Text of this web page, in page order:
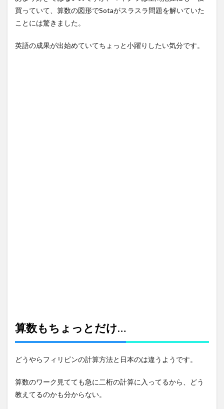
買っていて、算数の図形でSotaがスラスラ問題を解いていた
ことには驚きました。
英語の成果が出始めていてちょっと小躍りしたい気分です。
算数もちょっとだけ…
どうやらフィリピンの計算方法と日本のは違うようです。
算数のワーク見てても急に二桁の計算に入ってるから、どう
教えてるのかも分からない。